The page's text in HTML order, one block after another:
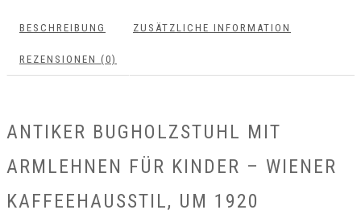
BESCHREIBUNG ZUSÄTZLICHE INFORMATION
REZENSIONEN (0)
ANTIKER BUGHOLZSTUHL MIT
ARMLEHNEN FÜR KINDER – WIENER
KAFFEEHAUSSTIL, UM 1920